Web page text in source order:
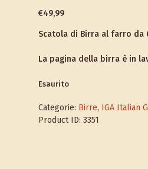
€49,99
Scatola di Birra al farro da
La pagina della birra è in
Esaurito
Categorie: Birre, IGA Italian
Product ID: 3351